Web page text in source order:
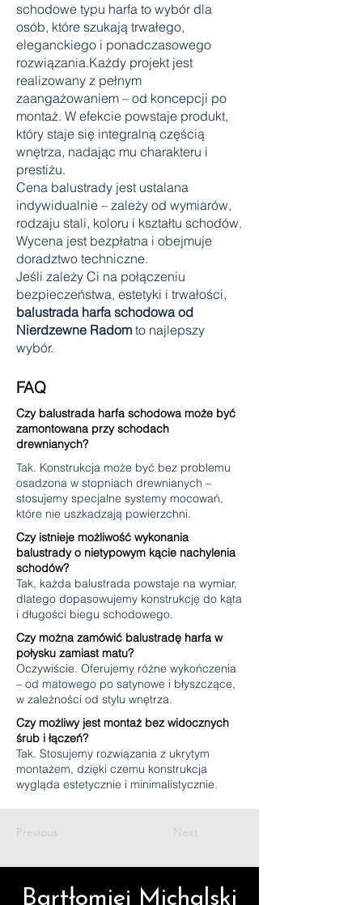
schodowe typu harfa to wybór dla
osób, które szukają trwałego,
eleganckiego i ponadczasowego
rozwiązania.Każdy projekt jest
realizowany z pełnym
zaangażowaniem – od koncepcji po
montaż. W efekcie powstaje produkt,
który staje się integralną częścią
wnętrza, nadając mu charakteru i
prestiżu.
Cena balustrady jest ustalana
indywidualnie – zależy od wymiarów,
rodzaju stali, koloru i kształtu schodów.
Wycena jest bezpłatna i obejmuje
doradztwo techniczne.
Jeśli zależy Ci na połączeniu
bezpieczeństwa, estetyki i trwałości,
balustrada harfa schodowa od
Nierdzewne Radom to najlepszy
wybór.
FAQ
Czy balustrada harfa schodowa może być
zamontowana przy schodach
drewnianych?
Tak. Konstrukcja może być bez problemu
osadzona w stopniach drewnianych –
stosujemy specjalne systemy mocowań,
które nie uszkadzają powierzchni.
Czy istnieje możliwość wykonania
balustrady o nietypowym kącie nachylenia
schodów?
Tak, każda balustrada powstaje na wymiar,
dlatego dopasowujemy konstrukcję do kąta
i długości biegu schodowego.
Czy można zamówić balustradę harfa w
połysku zamiast matu?
Oczywiście. Oferujemy różne wykończenia
– od matowego po satynowe i błyszczące,
w zależności od stylu wnętrza.
Czy możliwy jest montaż bez widocznych
śrub i łączeń?
Tak. Stosujemy rozwiązania z ukrytym
montażem, dzięki czemu konstrukcja
wygląda estetycznie i minimalistycznie.
Previous Next
Bartłomiej Michalski